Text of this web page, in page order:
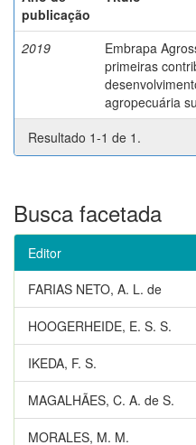
publicação
2019
Embrapa
primeiras
agropecuária
Resultado 1-1 de 1.
Busca facetada
Editor
FARIAS NETO, A. L. de
HOOGERHEIDE, E. S. S.
IKEDA, F. S.
MAGALHÃES, C. A. de S.
MORALES, M. M.